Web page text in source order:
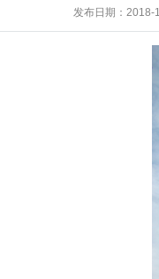
发布日期： 2018-